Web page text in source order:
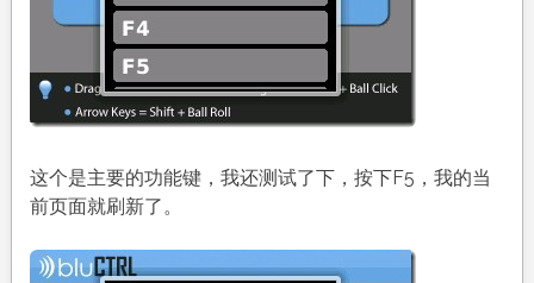
这个是主要的功能键，我还测试了下，按下F5，我的当
前页面就刷新了。